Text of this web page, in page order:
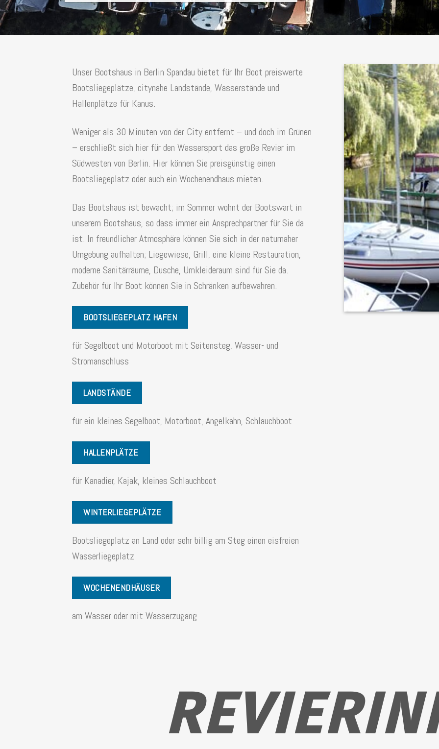
Unser Bootshaus in Berlin Spandau bietet für Ihr Boot preiswerte
Bootsliegeplätze, citynahe Landstände, Wasserstände und
Hallenplätze für Kanus.
Weniger als 30 Minuten von der City entfernt – und doch im Grünen
– erschließt sich hier für den Wassersport das große Revier im
Südwesten von Berlin. Hier können Sie preisgünstig einen
Bootsliegeplatz oder auch ein Wochenendhaus mieten.
Das Bootshaus ist bewacht; im Sommer wohnt der Bootswart in
unserem Bootshaus, so dass immer ein Ansprechpartner für Sie da
ist. In freundlicher Atmosphäre können Sie sich in der naturnaher
Umgebung aufhalten; Liegewiese, Grill, eine kleine Restauration,
moderne Sanitärräume, Dusche, Umkleideraum sind für Sie da.
Zubehör für Ihr Boot können Sie in Schränken aufbewahren.
BOOTSLIEGEPLATZ HAFEN
für Segelboot und Motorboot mit Seitensteg, Wasser- und
Stromanschluss
LANDSTÄNDE
für ein kleines Segelboot, Motorboot, Angelkahn, Schlauchboot
HALLENPLÄTZE
für Kanadier, Kajak, kleines Schlauchboot
WINTERLIEGEPLÄTZE
Bootsliegeplatz an Land oder sehr billig am Steg einen eisfreien
Wasserliegeplatz
WOCHENENDHÄUSER
am Wasser oder mit Wasserzugang